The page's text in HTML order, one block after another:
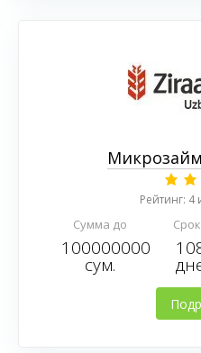
Рейтинг: 4
Сумма до
100000000
сум.